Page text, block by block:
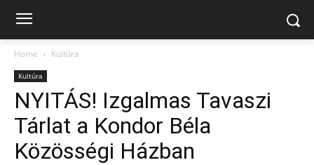
Home Kultúra
Kultúra
NYITÁS! Izgalmas Tavaszi
Tárlat a Kondor Béla
Közösségi Házban